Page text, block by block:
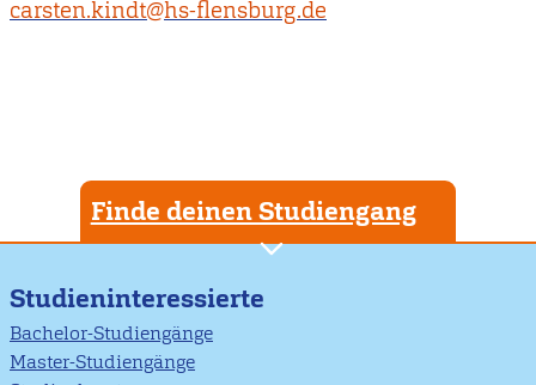
carsten.kindt@hs-flensburg.de
Finde deinen Studiengang
Studieninteressierte
Bachelor-Studiengänge
Master-Studiengänge